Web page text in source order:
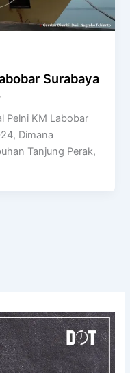
Surabaya
Pelni KM Labobar
Dimana
Tanjung Perak,